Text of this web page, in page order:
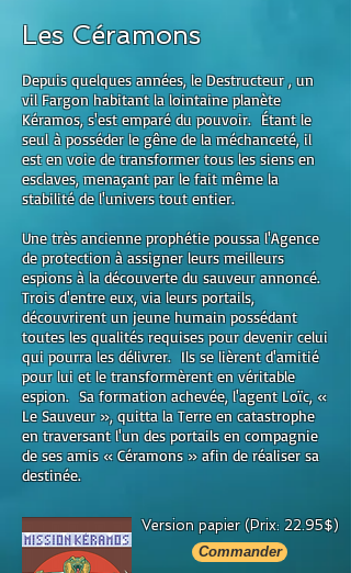
Les Céramons
Depuis quelques années, le Destructeur , un
vil Fargon habitant la lointaine planète
Kéramos, s'est emparé du pouvoir. Étant le
seul à posséder le gêne de la méchanceté, il
est en voie de transformer tous les siens en
esclaves, menaçant par le fait même la
stabilité de l'univers tout entier.
Une très ancienne prophétie poussa l'Agence
de protection à assigner leurs meilleurs
espions à la découverte du sauveur annoncé.
Trois d'entre eux, via leurs portails,
découvrirent un jeune humain possédant
toutes les qualités requises pour devenir celui
qui pourra les délivrer. Ils se lièrent d'amitié
pour lui et le transformèrent en véritable
espion. Sa formation achevée, l'agent Loïc, «
Le Sauveur », quitta la Terre en catastrophe
en traversant l'un des portails en compagnie
de ses amis « Céramons » afin de réaliser sa
destinée.
Version papier ​(Prix: 22.95$)
Commander